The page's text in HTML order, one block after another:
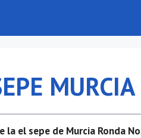
la el sepe de Murcia Ronda